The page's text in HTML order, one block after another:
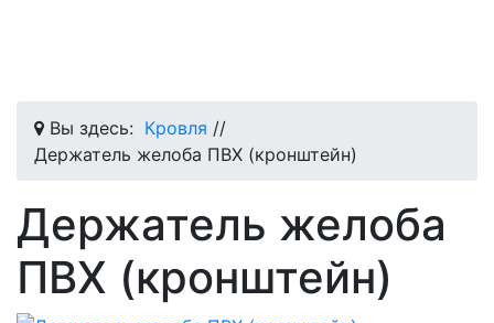
Вы здесь: Кровля //
Держатель желоба ПВХ (кронштейн)
Держатель желоба
ПВХ (кронштейн)